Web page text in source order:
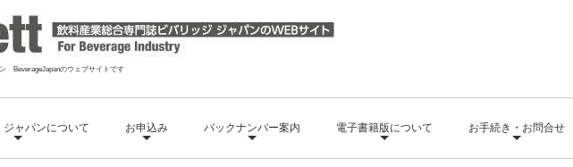
BeverageJapanのウェブサイトです
ジャパンについて お申込み バックナンバー案内 電子書籍版について お手続き・お問合せ